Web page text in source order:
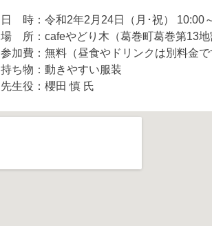
日 時：令和2年2月24日（月･祝） 10:00
場 所：cafeやどり木（葛巻町葛巻第13地
参加費：無料（昼食やドリンクは別料金で
持ち物：動きやすい服装
先生役：櫻田 慎 氏